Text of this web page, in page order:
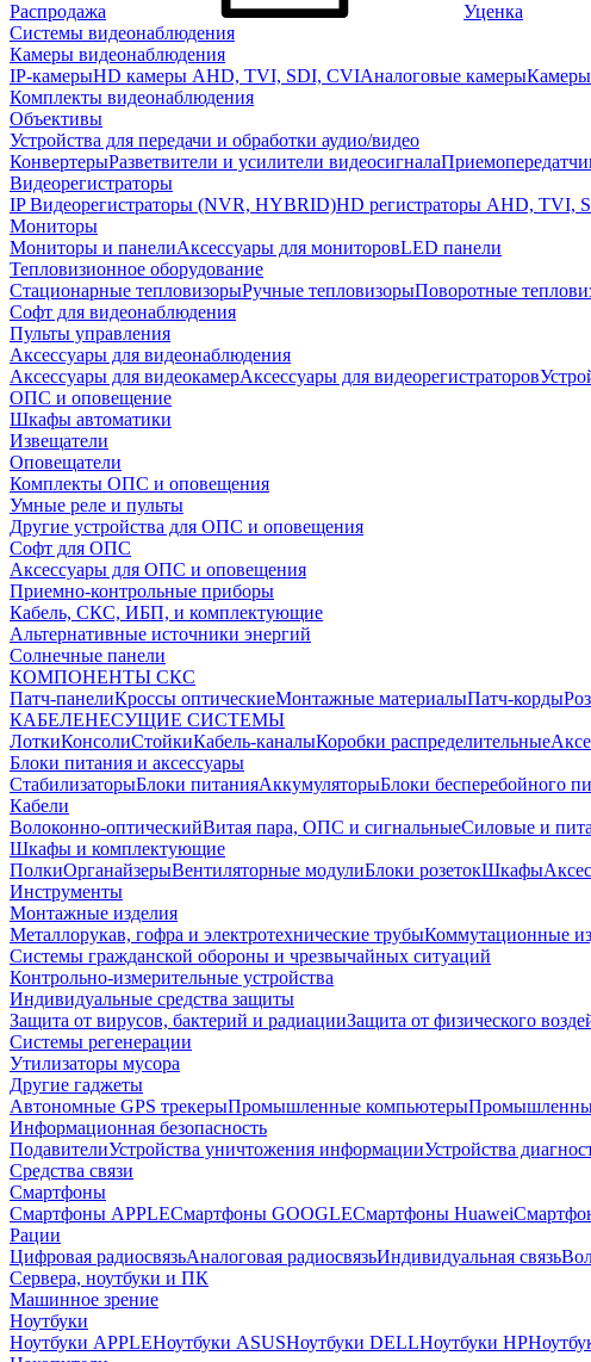
Распродажа
Уценка
Системы видеонаблюдения
Камеры видеонаблюдения
IP-камерыHD камеры AHD, TVI, SDI, CVIАналоговые камеры
Комплекты видеонаблюдения
Объективы
Устройства для передачи и обработки аудио/видео
КонвертерыРазветвители и усилители видеосигнала
Видеорегистраторы
IP Видеорегистраторы (NVR, HYBRID)HD регистраторы AHD, TVI,
Мониторы
Мониторы и панелиАксессуары для мониторовLED панели
Тепловизионное оборудование
Стационарные тепловизорыРучные тепловизорыПоворотные
Софт для видеонаблюдения
Пульты управления
Аксессуары для видеонаблюдения
Аксессуары для видеокамерАксессуары для видеорегистраторов
ОПС и оповещение
Шкафы автоматики
Извещатели
Оповещатели
Комплекты ОПС и оповещения
Умные реле и пульты
Другие устройства для ОПС и оповещения
Софт для ОПС
Аксессуары для ОПС и оповещения
Приемно-контрольные приборы
Кабель, СКС, ИБП, и комплектующие
Альтернативные источники энергий
Солнечные панели
КОМПОНЕНТЫ СКС
Патч-панелиКроссы оптическиеМонтажные материалыПатч-корды
КАБЕЛЕНЕСУЩИЕ СИСТЕМЫ
ЛоткиКонсолиСтойкиКабель-каналыКоробки распределительные
Блоки питания и аксессуары
СтабилизаторыБлоки питанияАккумуляторыБлоки бесперебойного
Кабели
Волоконно-оптическийВитая пара, ОПС и сигнальныеСиловые и
Шкафы и комплектующие
ПолкиОрганайзерыВентиляторные модулиБлоки розетокШкафы
Инструменты
Монтажные изделия
Металлорукав, гофра и электротехнические трубыКоммутационные
Системы гражданской обороны и чрезвычайных ситуаций
Контрольно-измерительные устройства
Индивидуальные средства защиты
Защита от вирусов, бактерий и радиацииЗащита от физического
Системы регенерации
Утилизаторы мусора
Другие гаджеты
Автономные GPS трекерыПромышленные компьютеры
Информационная безопасность
ПодавителиУстройства уничтожения информацииУстройства
Средства связи
Смартфоны
Смартфоны APPLEСмартфоны GOOGLEСмартфоны Huawei
Рации
Цифровая радиосвязьАналоговая радиосвязьИндивидуальная связь
Сервера, ноутбуки и ПК
Машинное зрение
Ноутбуки
Ноутбуки APPLEНоутбуки ASUSНоутбуки DELLНоутбуки HP